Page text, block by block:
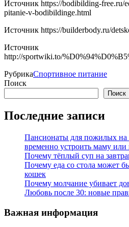
Источник https://bodibilding-free.ru/
pitanie-v-bodibildinge.html
Источник https://builderbody.ru/
Источник
http://sportwiki.to/
РубрикаСпортивное питание
Поиск
Поиск
Последние записи
Пансионаты для пожилых на
временно устроить маму
Почему тёплый суп на
Почему еда со стола может
кошек
Почему молчание убивает
Любовь после 30: новые
Важная информация